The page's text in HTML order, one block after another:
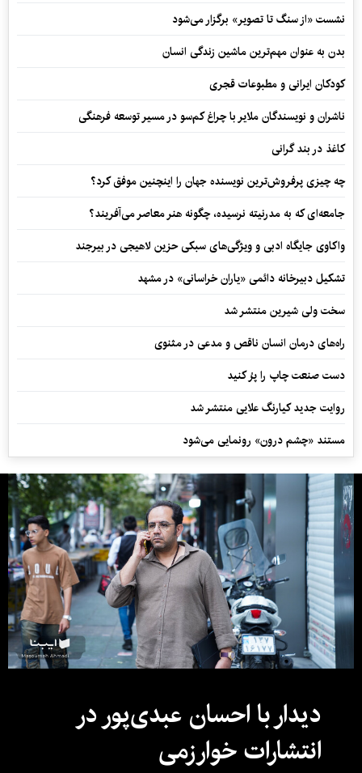
نشست «از سنگ تا تصویر» برگزار می‌شود
بدن به عنوان مهم‌ترین ماشین زندگی انسان
کودکان ایرانی و مطبوعات قجری
ناشران و نویسندگان ملایر با چراغ کم‌سو در مسیر توسعه فرهنگی
کاغذ در بند گرانی
چه چیزی پرفروش‌ترین نویسنده جهان را اینچنین موفق کرد؟
جامعه‌ای که به مدرنیته نرسیده، چگونه هنر معاصر می‌آفریند؟
واکاوی جایگاه ادبی و ویژگی‌های سبکی حزین لاهیجی در بیرجند
تشکیل دبیرخانه دائمی «یاران خراسانی» در مشهد
سخت ولی شیرین منتشر شد
راه‌های درمان انسان ناقص و مدعی در مثنوی
دست صنعت چاپ را پرُ کنید
روایت جدید کیارنگ علایی منتشر شد
مستند «چشم درون» رونمایی می‌شود
دیدار با احسان عبدی‌پور در
انتشارات خوارزمی